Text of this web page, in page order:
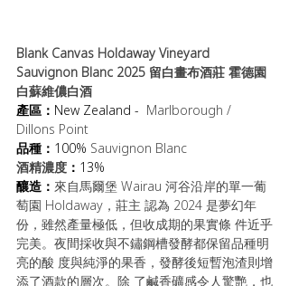
Blank Canvas Holdaway Vineyard
Sauvignon Blanc 2025 留白畫布酒莊 霍德園
白蘇維儂白酒
產區： New Zealand - Marlborough /
Dillons Point
品種： 100% Sauvignon Blanc
酒精濃度 ： 13%
釀造： 來自馬爾堡 Wairau 河谷沿岸的單一葡
萄園 Holdaway，莊主 認為 2024 是夢幻年
份，雖然產量極低，但收成期的果實條 件近乎
完美。夜間採收與不鏽鋼槽發酵都保留品種明
亮的酸 度與純淨的果香，發酵後短暫泡渣則增
添了酒款的層次。除 了鹹香礦感令人驚艷，也